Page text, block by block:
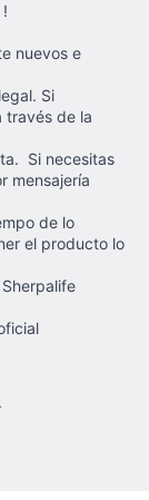
nuevos e
Si
través de la
Si necesitas
mensajería
de lo
el producto lo